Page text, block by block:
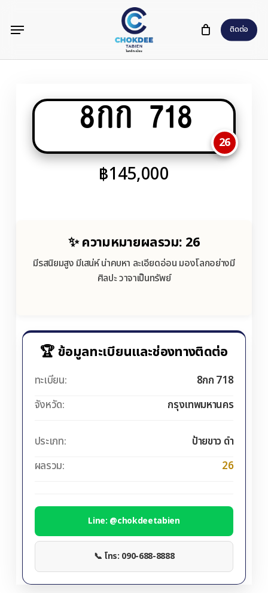
content
ติดต่อ
Menu
8กก 718
26
฿145,000
✨ ความหมายผลรวม: 26
มีรสนิยมสูง มีเสน่ห์ น่าคบหา ละเอียดอ่อน มองโลกอย่างมี
ศิลปะ วาจาเป็นทรัพย์
🏆 ข้อมูลทะเบียนและช่องทางติดต่อ
ทะเบียน:
8กก 718
จังหวัด:
กรุงเทพมหานคร
ประเภท:
ป้ายขาว ดำ
ผลรวม:
26
Line: @chokdeetabien
📞 โทร: 090-688-8888